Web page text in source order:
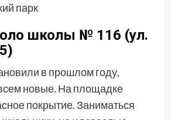
школы № 116 (ул.
в прошлом году,
новые. На площадке
покрытие. Заниматься